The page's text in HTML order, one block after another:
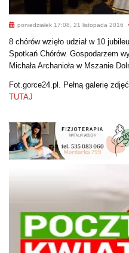
poniedziałek 17:08, 21 listopada 2016
8 chórów wzięło udział w 10
Spotkań Chórów. Gospodarzem
Michała Archanioła w Mszanie
Fot.gorce24.pl. Pełną galerię
TUTAJ